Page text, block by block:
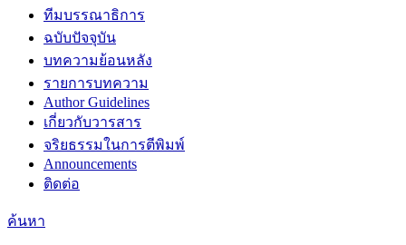
ทีมบรรณาธิการ
ฉบับปัจจุบัน
บทความย้อนหลัง
รายการบทความ
Author Guidelines
เกี่ยวกับวารสาร
จริยธรรมในการตีพิมพ์
Announcements
ติดต่อ
ค้นหา